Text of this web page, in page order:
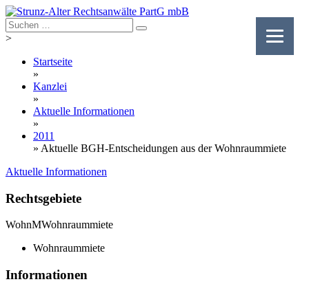
Skip
to
content
>
Startseite
»
Kanzlei
»
Aktuelle Informationen
»
2011
» Aktuelle BGH-Entscheidungen aus der Wohnraummiete
Aktuelle Informationen
Rechtsgebiete
WohnMWohnraummiete
Wohnraummiete
Informationen